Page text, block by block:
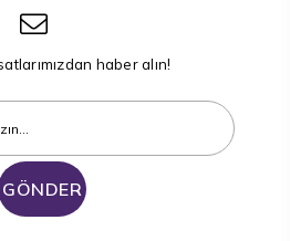
haber alın!
GÖNDER